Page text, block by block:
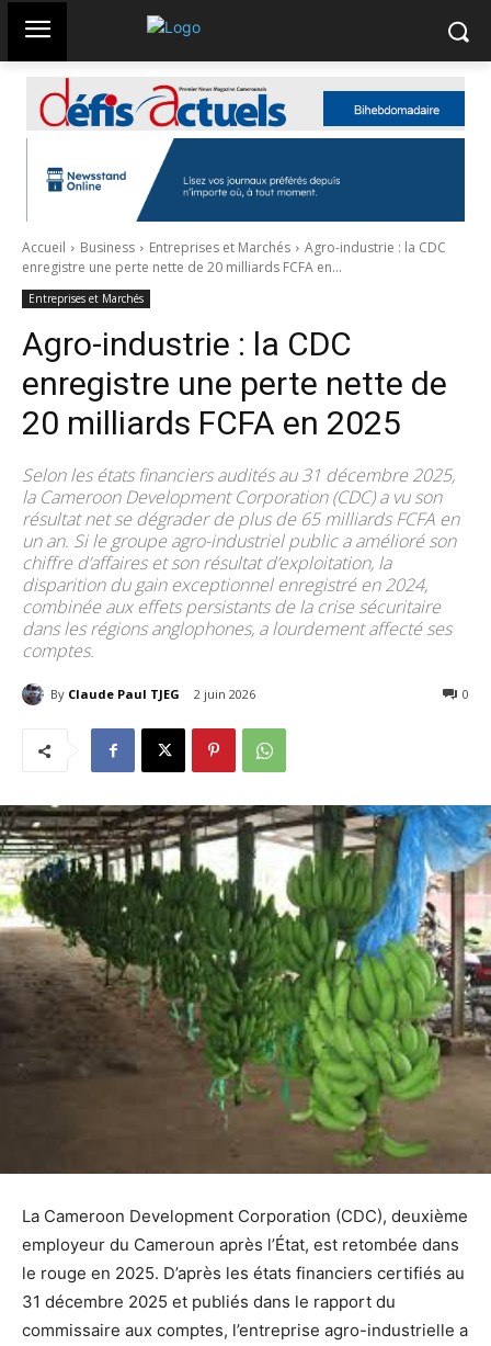
Accueil Business Entreprises et Marchés
Agro-industrie : la CDC
enregistre une perte nette de 20 milliards FCFA en...
Entreprises et Marchés
Agro-industrie : la CDC
enregistre une perte nette de
20 milliards FCFA en 2025
Selon les états financiers audités au 31 décembre 2025,
la Cameroon Development Corporation (CDC) a vu son
résultat net se dégrader de plus de 65 milliards FCFA en
un an. Si le groupe agro-industriel public a amélioré son
chiffre d’affaires et son résultat d’exploitation, la
disparition du gain exceptionnel enregistré en 2024,
combinée aux effets persistants de la crise sécuritaire
dans les régions anglophones, a lourdement affecté ses
comptes.
By Claude Paul TJEG 2 juin 2026 0
La Cameroon Development Corporation (CDC), deuxième
employeur du Cameroun après l’État, est retombée dans
le rouge en 2025. D’après les états financiers certifiés au
31 décembre 2025 et publiés dans le rapport du
commissaire aux comptes, l’entreprise agro-industrielle a